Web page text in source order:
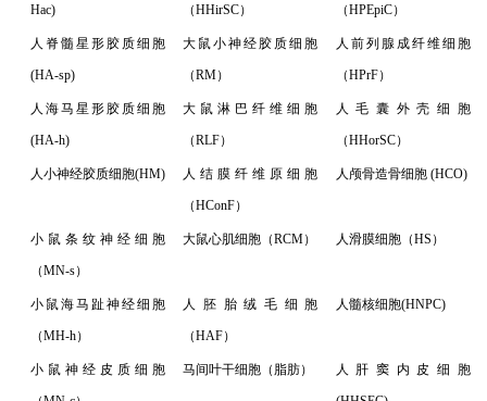
Hac) （HHirSC） （HPEpiC）
人脊髓星形胶质细胞
(HA-sp)
大鼠小神经胶质细胞
（RM）
人前列腺成纤维细胞
（HPrF）
人海马星形胶质细胞
(HA-h)
大鼠淋巴纤维细胞
（RLF）
人毛囊外壳细胞
（HHorSC）
人小神经胶质细胞(HM) 人结膜纤维原细胞
（HConF）
人颅骨造骨细胞 (HCO)
小鼠条纹神经细胞
（MN-s）
大鼠心肌细胞（RCM） 人滑膜细胞（HS）
小鼠海马趾神经细胞
（MH-h）
人胚胎绒毛细胞
（HAF）
人髓核细胞(HNPC)
小鼠神经皮质细胞 马间叶干细胞（脂肪） 人肝窦内皮细胞